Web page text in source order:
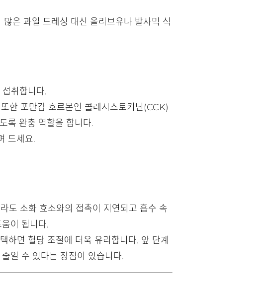
은 과일 드레싱 대신 올리브유나 발사믹 식
취합니다.
한 포만감 호르몬인 콜레시스토키닌(CCK)
록 완충 역할을 합니다.
드세요.
도 소화 효소와의 접촉이 지연되고 흡수 속
이 됩니다.
하면 혈당 조절에 더욱 유리합니다. 앞 단계
일 수 있다는 장점이 있습니다.